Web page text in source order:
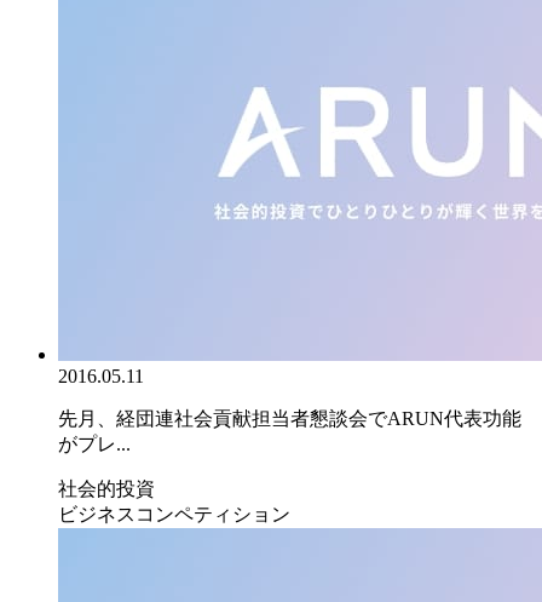
2016.05.11
先月、経団連社会貢献担当者懇談会でARUN代表功能
がプレ...
社会的投資
ビジネスコンペティション